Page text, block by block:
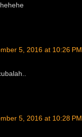
5, 2016 at 10:26 PM
5, 2016 at 10:28 PM